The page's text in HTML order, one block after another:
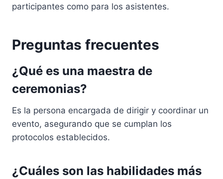
participantes como para los asistentes.
Preguntas frecuentes
¿Qué es una maestra de
ceremonias?
Es la persona encargada de dirigir y coordinar un
evento, asegurando que se cumplan los
protocolos establecidos.
¿Cuáles son las habilidades más